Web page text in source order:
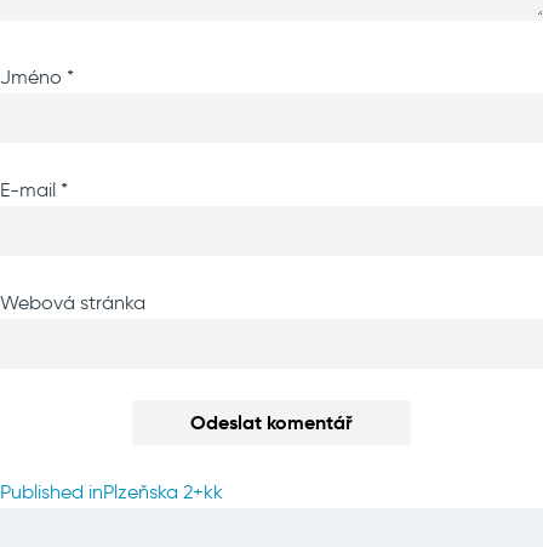
Jméno *
E-mail *
Webová stránka
Navigace
Published inPlzeňska 2+kk